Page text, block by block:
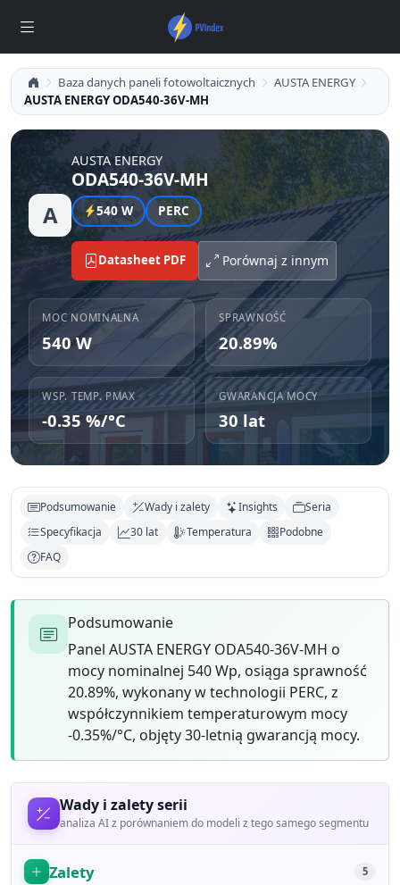
Baza danych paneli fotowoltaicznych
AUSTA ENERGY
AUSTA ENERGY ODA540-36V-MH
A
AUSTA ENERGY
ODA540-36V-MH
540 W PERC
Datasheet PDF Porównaj z innym
MOC NOMINALNA
540 W
SPRAWNOŚĆ
20.89%
WSP. TEMP. PMAX
-0.35 %/°C
GWARANCJA MOCY
30 lat
Podsumowanie Wady i zalety Insights
Seria
Specyfikacja
30 lat Temperatura
Podobne
FAQ
Podsumowanie
Panel AUSTA ENERGY ODA540-36V-MH o
mocy nominalnej 540 Wp, osiąga sprawność
20.89%, wykonany w technologii PERC, z
współczynnikiem temperaturowym mocy
-0.35%/°C, objęty 30-letnią gwarancją mocy.
Wady i zalety serii
analiza AI z porównaniem do modeli z tego samego segmentu
Zalety 5